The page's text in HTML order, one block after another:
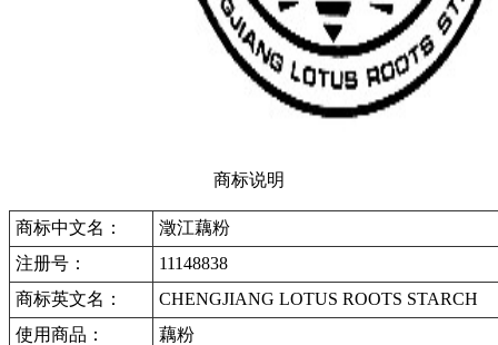
商标说明
商标中文名：
澂江藕粉
注册号：
11148838
商标英文名：
CHENGJIANG LOTUS ROOTS STARCH
使用商品：
藕粉